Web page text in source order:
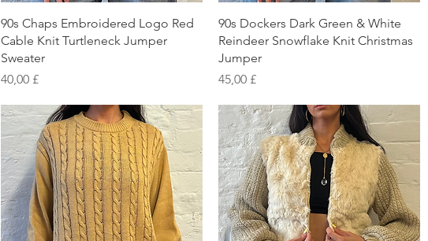
Schnellansicht
90s Chaps Embroidered Logo Red
Cable Knit Turtleneck Jumper
Sweater
Preis
40,00 £
Schnellansicht
90s Dockers Dark Green & White
Reindeer Snowflake Knit Christmas
Jumper
Preis
45,00 £